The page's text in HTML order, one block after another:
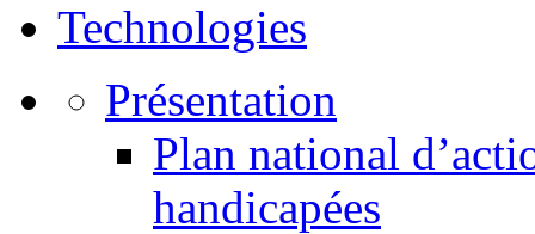
Technologies
Présentation
Plan national
handicapées